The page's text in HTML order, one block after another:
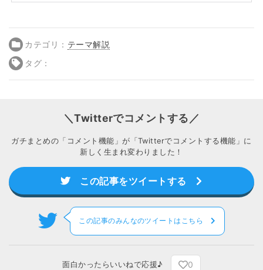
カテゴリ： テーマ解説
タグ：
＼Twitterでコメントする／
ガチまとめの「コメント機能」が「Twitterでコメントする機能」に
新しく生まれ変わりました！
この記事をツイートする
この記事のみんなのツイートはこちら
面白かったらいいねで応援♪ 0